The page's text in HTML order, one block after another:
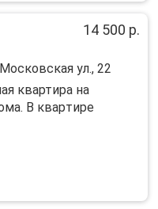
14 500 р.
ул., 22
квартирa на
B квapтиpe